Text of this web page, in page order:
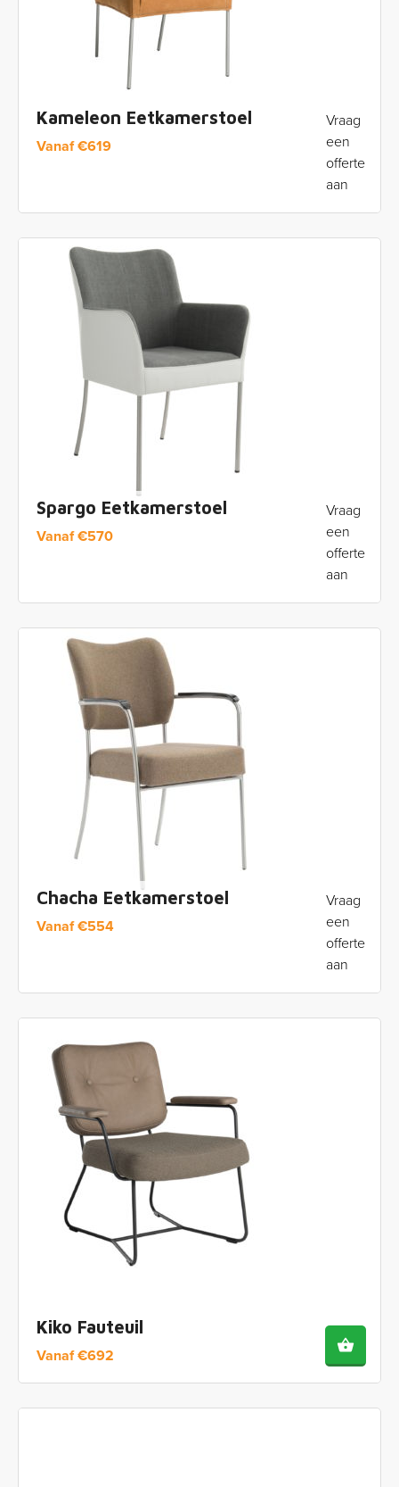
Kameleon Eetkamerstoel
Vanaf€619
Vraag
een
offerte
aan
Spargo Eetkamerstoel
Vanaf€570
Vraag
een
offerte
aan
Chacha Eetkamerstoel
Vanaf€554
Vraag
een
offerte
aan
Kiko Fauteuil
Vanaf€692